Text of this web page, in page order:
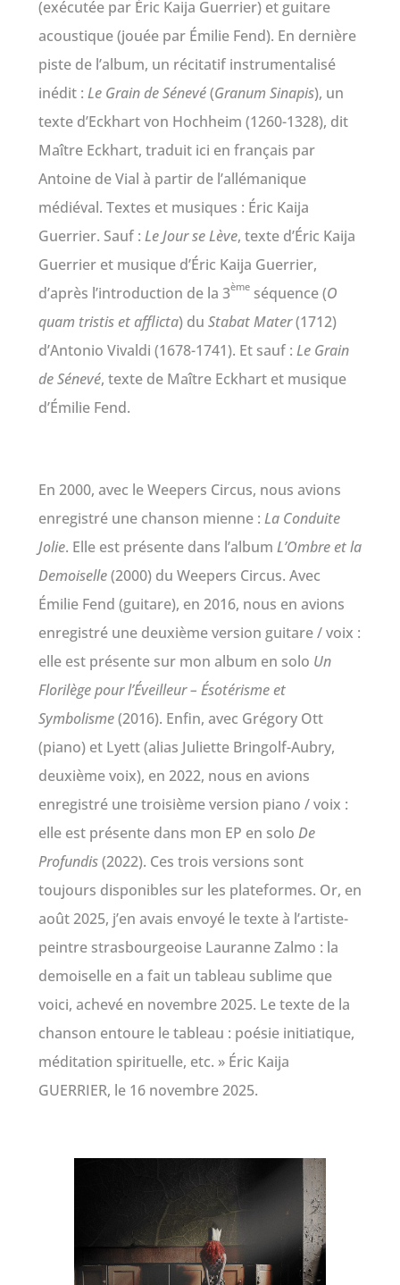
(exécutée par Éric Kaija Guerrier) et guitare
acoustique (jouée par Émilie Fend). En dernière
piste de l’album, un récitatif instrumentalisé
inédit : Le Grain de Sénevé(Granum Sinapis), un
texte d’Eckhart von Hochheim (1260-1328), dit
Maître Eckhart, traduit ici en français par
Antoine de Vial à partir de l’allémanique
médiéval. Textes et musiques : Éric Kaija
Guerrier. Sauf : Le Jour se Lève, texte d’Éric Kaija
Guerrier et musique d’Éric Kaija Guerrier,
d’après l’introduction de la 3èmeséquence (O
quam tristis et afflicta) du Stabat Mater(1712)
d’Antonio Vivaldi (1678-1741). Et sauf : Le Grain
de Sénevé, texte de Maître Eckhart et musique
d’Émilie Fend.
En 2000, avec le Weepers Circus, nous avions
enregistré une chanson mienne : La Conduite
Jolie. Elle est présente dans l’album L’Ombre et la
Demoiselle(2000) du Weepers Circus. Avec
Émilie Fend (guitare), en 2016, nous en avions
enregistré une deuxième version guitare / voix :
elle est présente sur mon album en solo Un
Florilège pour l’Éveilleur – Ésotérisme et
Symbolisme(2016). Enfin, avec Grégory Ott
(piano) et Lyett (alias Juliette Bringolf-Aubry,
deuxième voix), en 2022, nous en avions
enregistré une troisième version piano / voix :
elle est présente dans mon EP en solo De
Profundis(2022). Ces trois versions sont
toujours disponibles sur les plateformes. Or, en
août 2025, j’en avais envoyé le texte à l’artiste-
peintre strasbourgeoise Lauranne Zalmo : la
demoiselle en a fait un tableau sublime que
voici, achevé en novembre 2025. Le texte de la
chanson entoure le tableau : poésie initiatique,
méditation spirituelle, etc. » Éric Kaija
GUERRIER, le 16 novembre 2025.